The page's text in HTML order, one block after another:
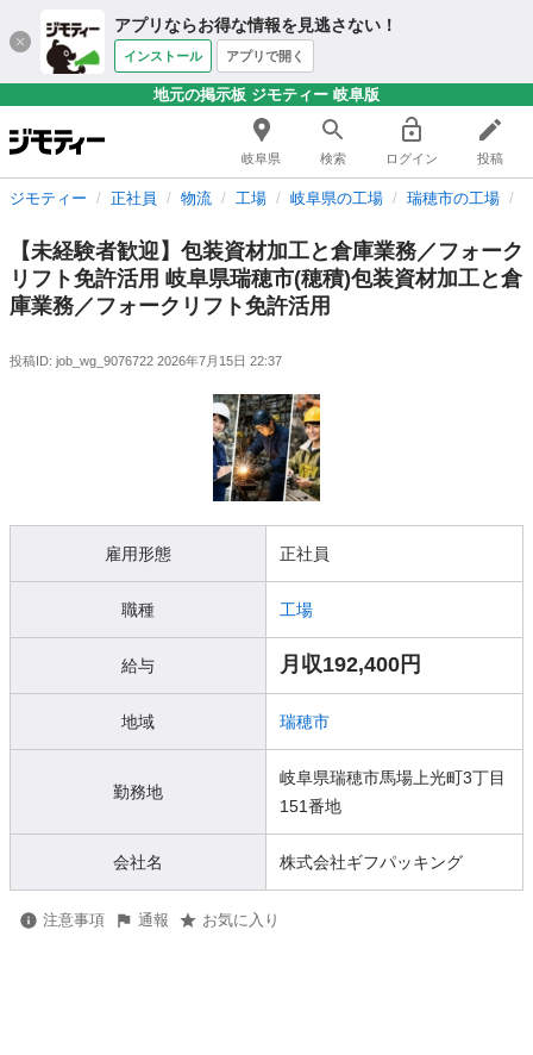
アプリならお得な情報を見逃さない！
インストール アプリで開く
地元の掲示板 ジモティー 岐阜版
岐阜県 検索 ログイン 投稿
ジモティー 正社員 物流 工場 岐阜県の工場 瑞穂市の工場
【未経験者歓迎】包装資材加工と倉庫業務／フォーク
リフト免許活用 岐阜県瑞穂市(穂積)包装資材加工と倉
庫業務／フォークリフト免許活用
投稿ID: job_wg_9076722 2026年7月15日 22:37
雇用形態 正社員
職種 工場
給与 月収192,400円
地域 瑞穂市
勤務地
岐阜県瑞穂市馬場上光町3丁目
151番地
会社名 株式会社ギフパッキング
注意事項 通報 お気に入り